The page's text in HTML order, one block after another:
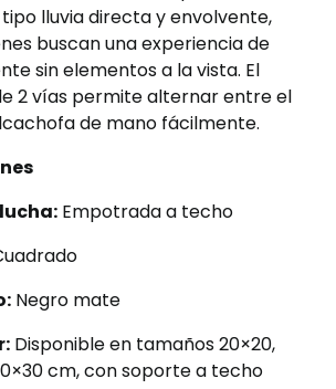
lluvia directa y envolvente,
buscan una experiencia de
sin elementos a la vista. El
2 vías permite alternar entre el
de mano fácilmente.
Empotrada a techo
Negro mate
Disponible en tamaños 20×20,
cm, con soporte a techo